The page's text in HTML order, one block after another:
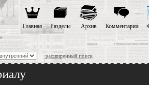
расширенный поиск
Главная Разделы Архив Комментарии